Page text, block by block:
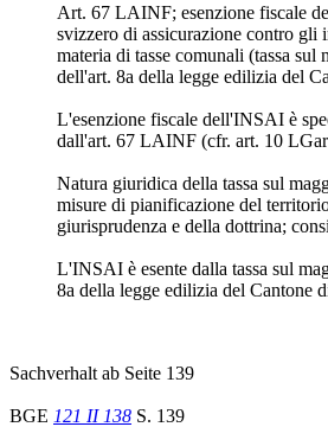
Art. 67 LAINF; esenzione fiscale
svizzero di assicurazione contro
materia di tasse comunali (tassa sul
dell'art. 8a della legge edilizia del
L'esenzione fiscale dell'INSAI è
dall'art. 67 LAINF (cfr. art. 10
Natura giuridica della tassa sul
misure di pianificazione del
giurisprudenza e della dottrina;
L'INSAI è esente dalla tassa sul
8a della legge edilizia del Cantone
Sachverhalt ab Seite 139
BGE 121 II 138 S. 139